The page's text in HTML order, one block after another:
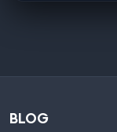
BLOG